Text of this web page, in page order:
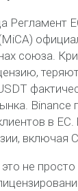
Регламент
союза.
Binance
в
включая
не просто